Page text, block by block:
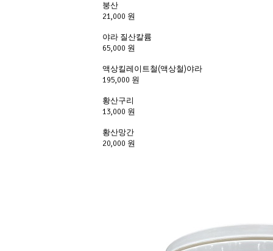
붕산
21,000 원
야라 질산칼륨
65,000 원
액상킬레이트철(액상철)야라
195,000 원
황산구리
13,000 원
황산망간
20,000 원